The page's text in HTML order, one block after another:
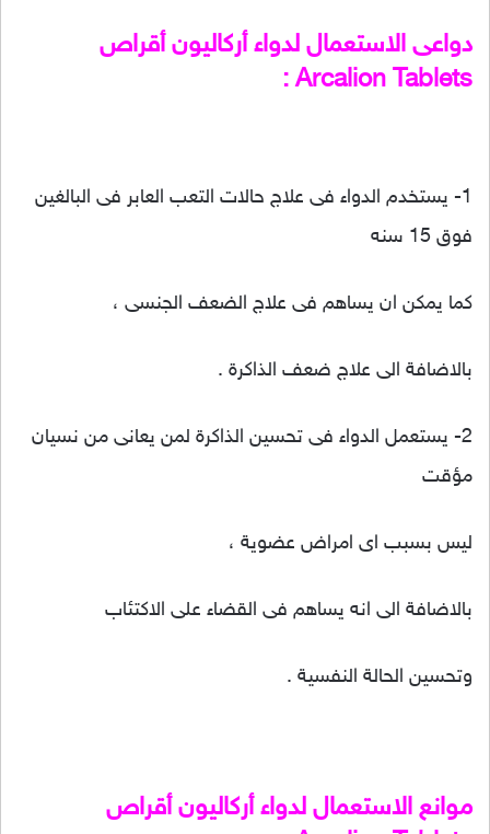
دواعى الاستعمال لدواء أركاليون أقراص
Arcalion Tablets :
1- يستخدم الدواء فى علاج حالات التعب العابر فى البالغين
فوق 15 سنه
كما يمكن ان يساهم فى علاج الضعف الجنسى ،
بالاضافة الى علاج ضعف الذاكرة .
2- يستعمل الدواء فى تحسين الذاكرة لمن يعانى من نسيان
مؤقت
ليس بسبب اى امراض عضوية ،
بالاضافة الى انه يساهم فى القضاء على الاكتئاب
وتحسين الحالة النفسية .
موانع الاستعمال لدواء أركاليون أقراص